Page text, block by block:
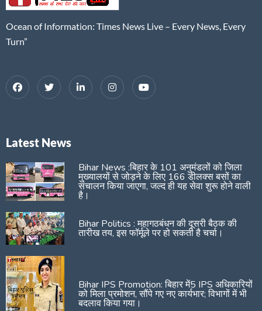
Ocean of Information: Times News Live – Every News, Every
Turn”
Latest News
Bihar News :बिहार के 101 अनुमंडलों को जिला
मुख्यालयों से जोड़ने के लिए 166 डीलक्स बसों का
संचालन किया जाएगा, जल्द ही यह सेवा शुरू होने वाली
है।
Bihar Politics : महागठबंधन की दूसरी बैठक की
तारीख तय, इस फॉर्मूले पर हो सकती है चर्चा।
Bihar IPS Promotion: बिहार में5 IPS अधिकारियों
को मिला प्रमोशन, सौंपे गए नए कार्यभार; विभागों में भी
बदलाव किया गया।